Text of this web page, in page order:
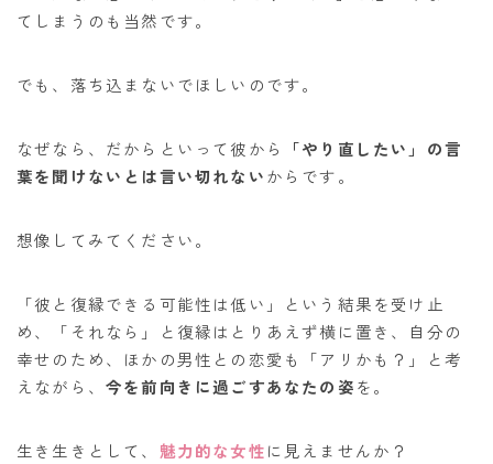
てしまうのも当然です。
でも、落ち込まないでほしいのです。
なぜなら、だからといって彼から
「やり直したい」の言
葉を聞けないとは言い切れないからです。
想像してみてください。
「彼と復縁できる可能性は低い」という結果を受け止
め、「それなら」と復縁はとりあえず横に置き、自分の
幸せのため、ほかの男性との恋愛も「アリかも？」と考
えながら、 今を前向きに過ごすあなたの姿を。
生き生きとして、 魅力的な女性に見えませんか？